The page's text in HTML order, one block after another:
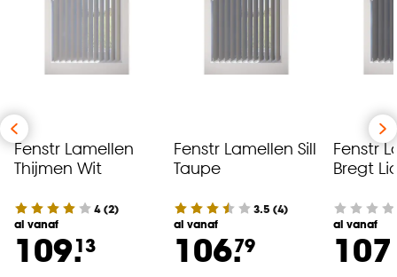
Fenstr Lamellen
Thijmen Wit
4(2)
al vanaf
109.13
Fenstr Lamellen Sill
Taupe
3.5 (4)
al vanaf
106.79
Fenstr
Bregt
al vanaf